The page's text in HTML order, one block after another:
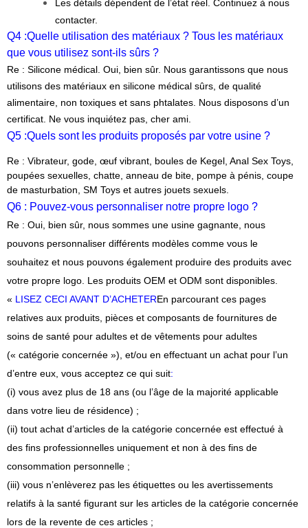
Les détails dépendent de l’état réel. Continuez à nous
contacter.
Q4 :Quelle utilisation des matériaux ? Tous les matériaux
que vous utilisez sont-ils sûrs ?
Re : Silicone médical. Oui, bien sûr. Nous garantissons que nous
utilisons des matériaux en silicone médical sûrs, de qualité
alimentaire, non toxiques et sans phtalates. Nous disposons d’un
certificat. Ne vous inquiétez pas, cher ami.
Q5 :Quels sont les produits proposés par votre usine ?
Re : Vibrateur, gode, œuf vibrant, boules de Kegel, Anal Sex Toys,
poupées sexuelles, chatte, anneau de bite, pompe à pénis, coupe
de masturbation, SM Toys et autres jouets sexuels.
Q6 : Pouvez-vous personnaliser notre propre logo ?
Re : Oui, bien sûr, nous sommes une usine gagnante, nous
pouvons personnaliser différents modèles comme vous le
souhaitez et nous pouvons également produire des produits avec
votre propre logo. Les produits OEM et ODM sont disponibles.
« LISEZ CECI AVANT D’ACHETEREn parcourant ces pages
relatives aux produits, pièces et composants de fournitures de
soins de santé pour adultes et de vêtements pour adultes
(« catégorie concernée »), et/ou en effectuant un achat pour l’un
d’entre eux, vous acceptez ce qui suit:
(i) vous avez plus de 18 ans (ou l’âge de la majorité applicable
dans votre lieu de résidence) ;
(ii) tout achat d’articles de la catégorie concernée est effectué à
des fins professionnelles uniquement et non à des fins de
consommation personnelle ;
(iii) vous n’enlèverez pas les étiquettes ou les avertissements
relatifs à la santé figurant sur les articles de la catégorie concernée
lors de la revente de ces articles ;